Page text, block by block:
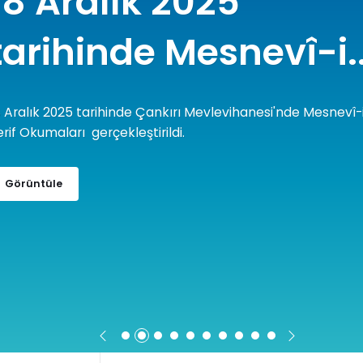
Mesnevî-
Aralık 2025 tarihinde Çankırı Mevlevihanesi'nde
Okumaları gerçekleştirildi.
Görüntüle